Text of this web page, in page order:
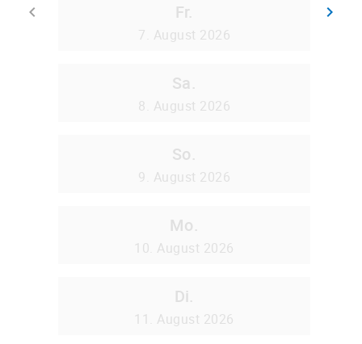
keyboard_arrow_left
keyboard_arrow_right
Fr.
7. August 2026
Sa.
8. August 2026
So.
9. August 2026
Mo.
10. August 2026
Di.
11. August 2026